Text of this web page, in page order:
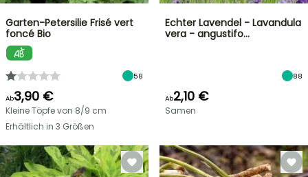
Garten-Petersilie Frisé vert
foncé Bio
58
Ab3,90 €
Kleine Töpfe von 8/9 cm
Erhältlich in 3 Größen
Echter Lavendel - Lavandula
vera - angustifo…
88
Ab2,10 €
Samen